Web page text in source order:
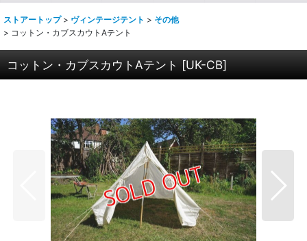
ストアートップ > ヴィンテージテント > その他
> コットン・カブスカウトAテント
コットン・カブスカウトAテント [UK-CB]